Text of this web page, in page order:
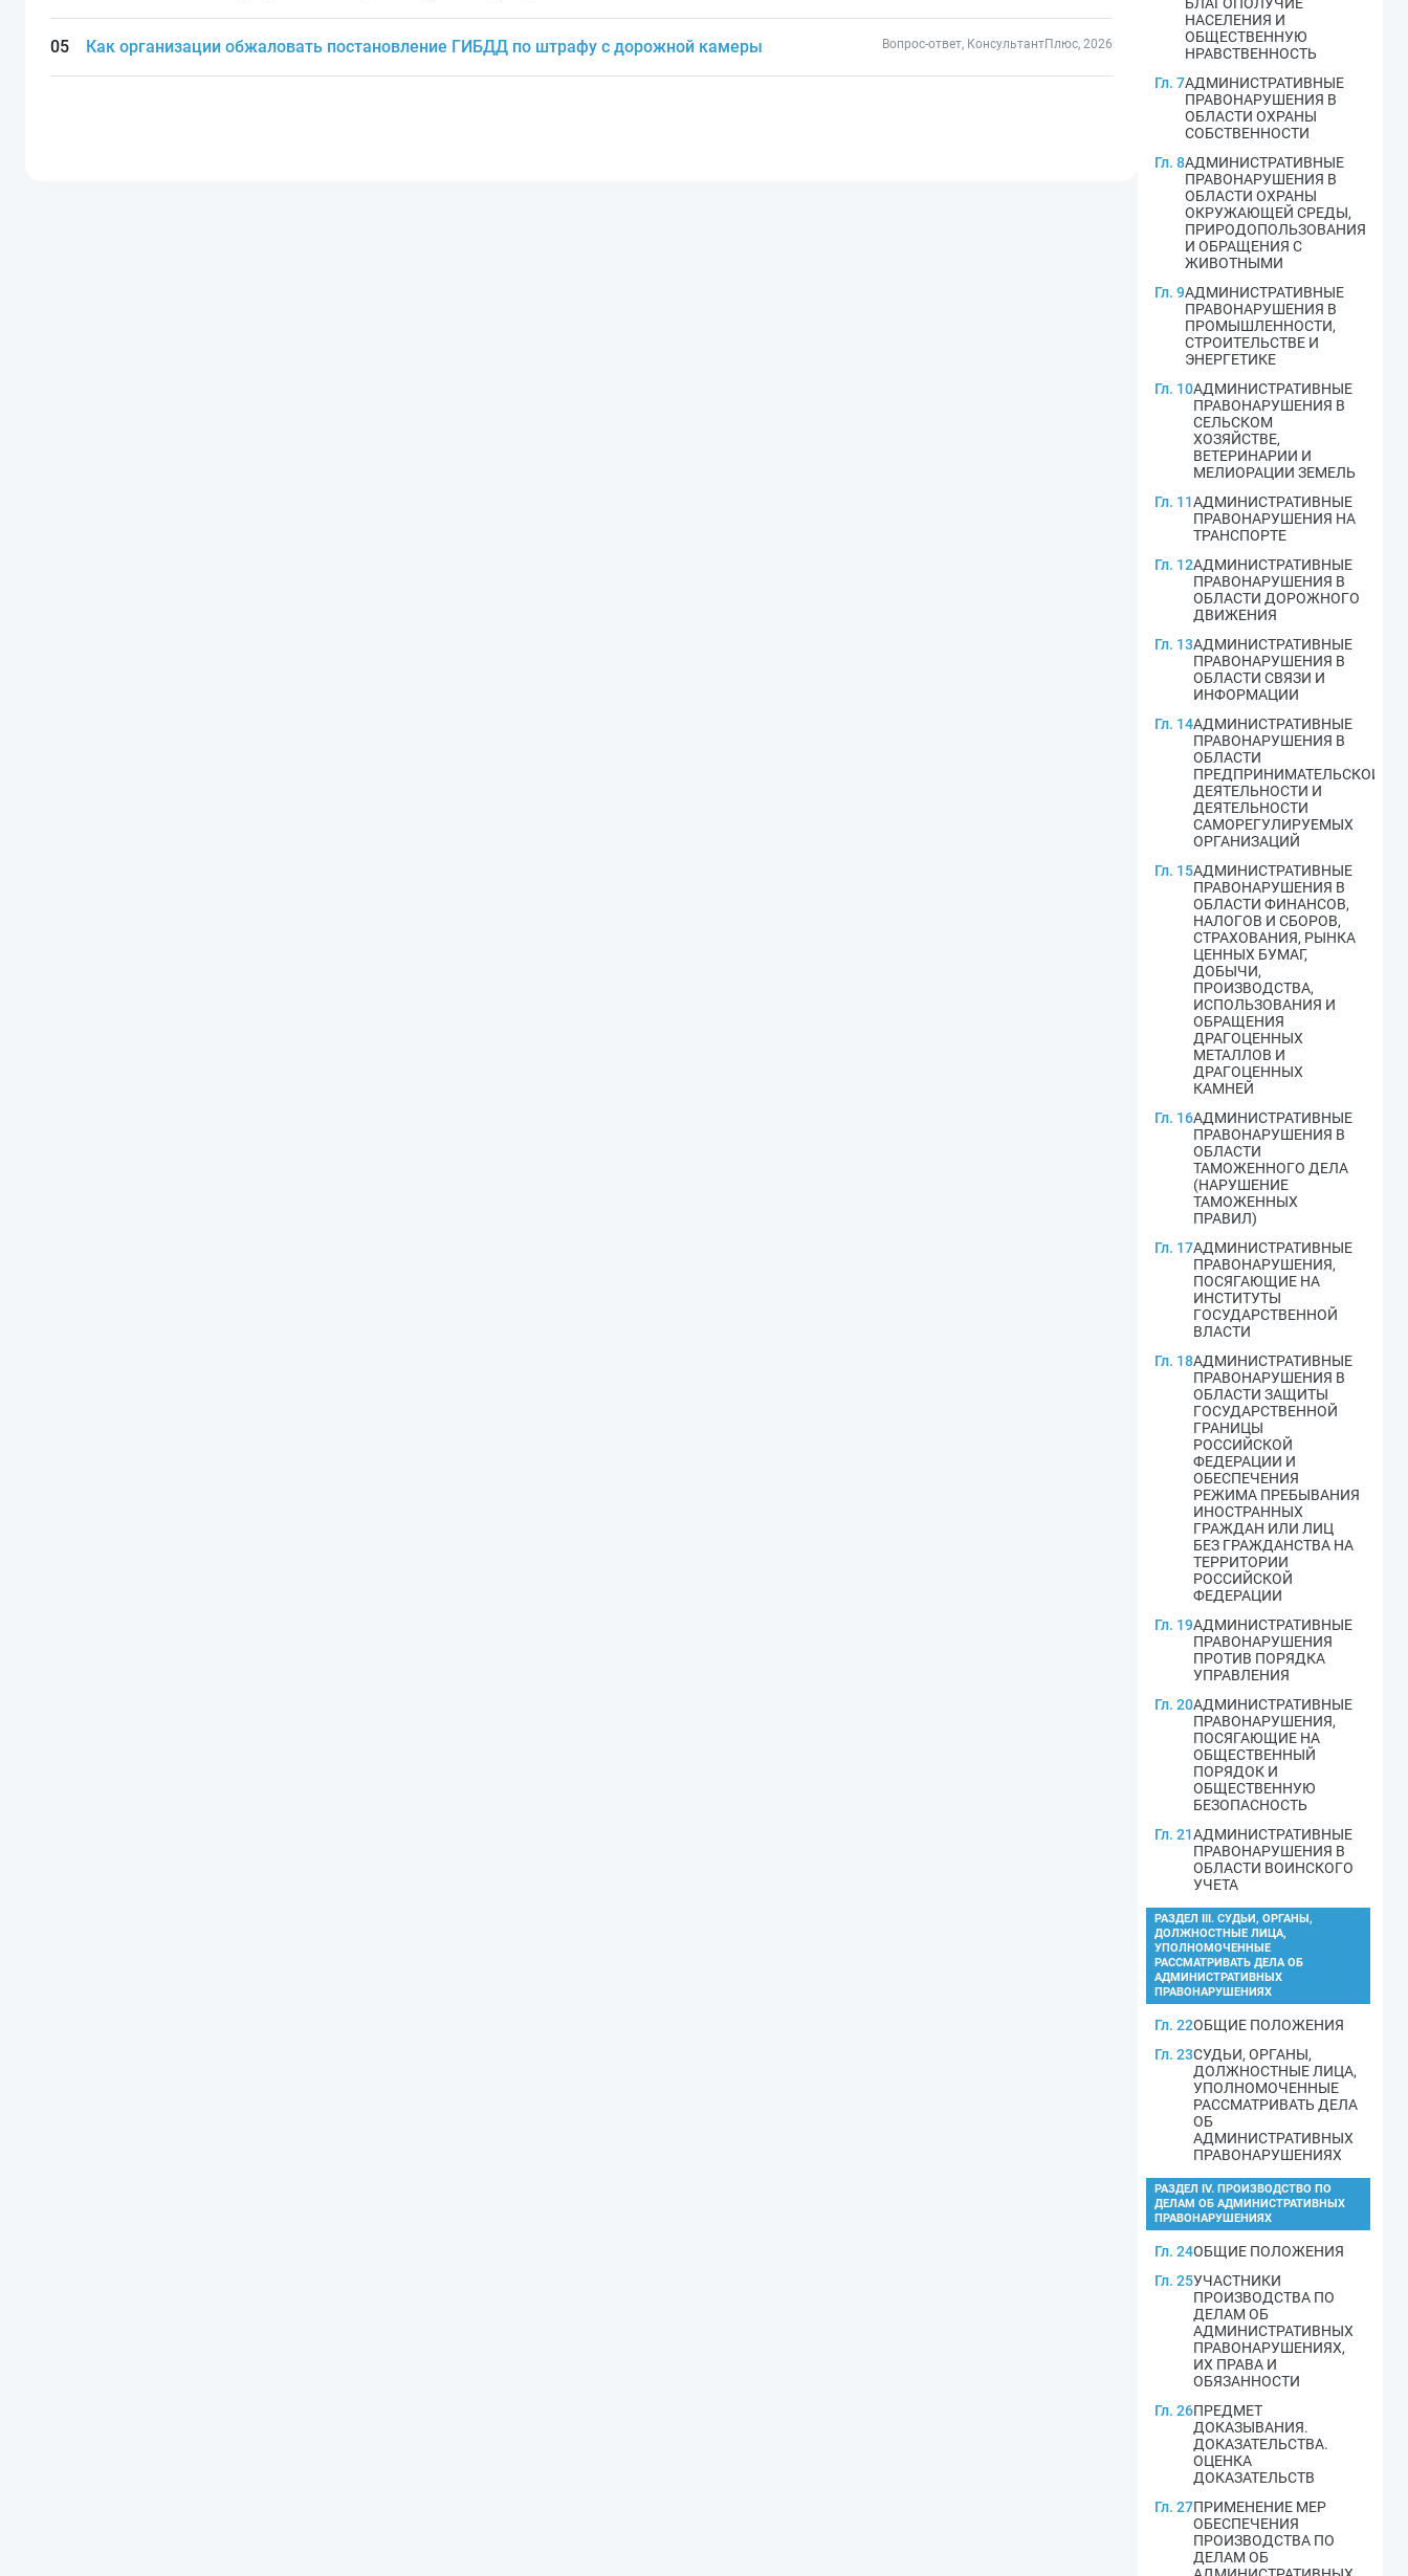
Как организации обжаловать постановление ГИБДД по штрафу с дорожной камеры Вопрос-ответ, КонсультантПлюс, 2026
НАСЕЛЕНИЯ И
ОБЩЕСТВЕННУЮ
НРАВСТВЕННОСТЬ
Гл. 7АДМИНИСТРАТИВНЫЕ
ПРАВОНАРУШЕНИЯ В
ОБЛАСТИ ОХРАНЫ
СОБСТВЕННОСТИ
Гл. 8АДМИНИСТРАТИВНЫЕ
ПРАВОНАРУШЕНИЯ В
ОБЛАСТИ ОХРАНЫ
ОКРУЖАЮЩЕЙ СРЕДЫ,
ПРИРОДОПОЛЬЗОВАНИЯ
И ОБРАЩЕНИЯ С
ЖИВОТНЫМИ
Гл. 9АДМИНИСТРАТИВНЫЕ
ПРАВОНАРУШЕНИЯ В
ПРОМЫШЛЕННОСТИ,
СТРОИТЕЛЬСТВЕ И
ЭНЕРГЕТИКЕ
Гл. 10АДМИНИСТРАТИВНЫЕ
ПРАВОНАРУШЕНИЯ В
СЕЛЬСКОМ
ХОЗЯЙСТВЕ,
ВЕТЕРИНАРИИ И
МЕЛИОРАЦИИ ЗЕМЕЛЬ
Гл. 11АДМИНИСТРАТИВНЫЕ
ПРАВОНАРУШЕНИЯ НА
ТРАНСПОРТЕ
Гл. 12АДМИНИСТРАТИВНЫЕ
ПРАВОНАРУШЕНИЯ В
ОБЛАСТИ ДОРОЖНОГО
ДВИЖЕНИЯ
Гл. 13АДМИНИСТРАТИВНЫЕ
ПРАВОНАРУШЕНИЯ В
ОБЛАСТИ СВЯЗИ И
ИНФОРМАЦИИ
Гл. 14АДМИНИСТРАТИВНЫЕ
ПРАВОНАРУШЕНИЯ В
ОБЛАСТИ
ПРЕДПРИНИМАТЕЛЬСКОЙ
ДЕЯТЕЛЬНОСТИ И
ДЕЯТЕЛЬНОСТИ
САМОРЕГУЛИРУЕМЫХ
ОРГАНИЗАЦИЙ
Гл. 15АДМИНИСТРАТИВНЫЕ
ПРАВОНАРУШЕНИЯ В
ОБЛАСТИ ФИНАНСОВ,
НАЛОГОВ И СБОРОВ,
СТРАХОВАНИЯ, РЫНКА
ЦЕННЫХ БУМАГ,
ДОБЫЧИ,
ПРОИЗВОДСТВА,
ИСПОЛЬЗОВАНИЯ И
ОБРАЩЕНИЯ
ДРАГОЦЕННЫХ
МЕТАЛЛОВ И
ДРАГОЦЕННЫХ
КАМНЕЙ
Гл. 16АДМИНИСТРАТИВНЫЕ
ПРАВОНАРУШЕНИЯ В
ОБЛАСТИ
ТАМОЖЕННОГО ДЕЛА
(НАРУШЕНИЕ
ТАМОЖЕННЫХ
ПРАВИЛ)
Гл. 17АДМИНИСТРАТИВНЫЕ
ПРАВОНАРУШЕНИЯ,
ПОСЯГАЮЩИЕ НА
ИНСТИТУТЫ
ГОСУДАРСТВЕННОЙ
ВЛАСТИ
Гл. 18АДМИНИСТРАТИВНЫЕ
ПРАВОНАРУШЕНИЯ В
ОБЛАСТИ ЗАЩИТЫ
ГОСУДАРСТВЕННОЙ
ГРАНИЦЫ
РОССИЙСКОЙ
ФЕДЕРАЦИИ И
ОБЕСПЕЧЕНИЯ
РЕЖИМА ПРЕБЫВАНИЯ
ИНОСТРАННЫХ
ГРАЖДАН ИЛИ ЛИЦ
БЕЗ ГРАЖДАНСТВА НА
ТЕРРИТОРИИ
РОССИЙСКОЙ
ФЕДЕРАЦИИ
Гл. 19АДМИНИСТРАТИВНЫЕ
ПРАВОНАРУШЕНИЯ
ПРОТИВ ПОРЯДКА
УПРАВЛЕНИЯ
Гл. 20АДМИНИСТРАТИВНЫЕ
ПРАВОНАРУШЕНИЯ,
ПОСЯГАЮЩИЕ НА
ОБЩЕСТВЕННЫЙ
ПОРЯДОК И
ОБЩЕСТВЕННУЮ
БЕЗОПАСНОСТЬ
Гл. 21АДМИНИСТРАТИВНЫЕ
ПРАВОНАРУШЕНИЯ В
ОБЛАСТИ ВОИНСКОГО
УЧЕТА
РАЗДЕЛ III. СУДЬИ, ОРГАНЫ,
ДОЛЖНОСТНЫЕ ЛИЦА,
УПОЛНОМОЧЕННЫЕ
РАССМАТРИВАТЬ ДЕЛА ОБ
АДМИНИСТРАТИВНЫХ
ПРАВОНАРУШЕНИЯХ
Гл. 22ОБЩИЕ ПОЛОЖЕНИЯ
Гл. 23СУДЬИ, ОРГАНЫ,
ДОЛЖНОСТНЫЕ ЛИЦА,
УПОЛНОМОЧЕННЫЕ
РАССМАТРИВАТЬ ДЕЛА
ОБ
АДМИНИСТРАТИВНЫХ
ПРАВОНАРУШЕНИЯХ
РАЗДЕЛ IV. ПРОИЗВОДСТВО ПО
ДЕЛАМ ОБ АДМИНИСТРАТИВНЫХ
ПРАВОНАРУШЕНИЯХ
Гл. 24ОБЩИЕ ПОЛОЖЕНИЯ
Гл. 25УЧАСТНИКИ
ПРОИЗВОДСТВА ПО
ДЕЛАМ ОБ
АДМИНИСТРАТИВНЫХ
ПРАВОНАРУШЕНИЯХ,
ИХ ПРАВА И
ОБЯЗАННОСТИ
Гл. 26ПРЕДМЕТ
ДОКАЗЫВАНИЯ.
ДОКАЗАТЕЛЬСТВА.
ОЦЕНКА
ДОКАЗАТЕЛЬСТВ
Гл. 27ПРИМЕНЕНИЕ МЕР
ОБЕСПЕЧЕНИЯ
ПРОИЗВОДСТВА ПО
ДЕЛАМ ОБ